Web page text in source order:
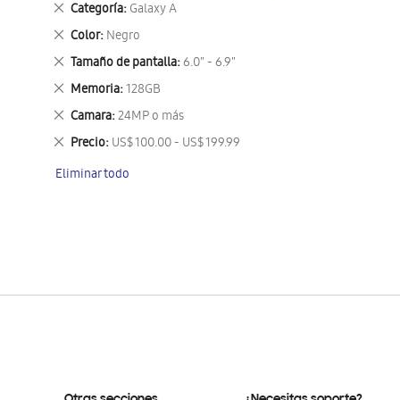
Categoría Galaxy A
Eliminar
este
artículo
Color Negro
Eliminar
este
artículo
Tamaño de pantalla 6.0" - 6.9"
Eliminar
este
artículo
Memoria 128GB
Eliminar
este
artículo
Camara 24MP o más
Eliminar
este
artículo
Precio US$ 100.00 - US$ 199.99
Eliminar
artículo
Eliminar todo